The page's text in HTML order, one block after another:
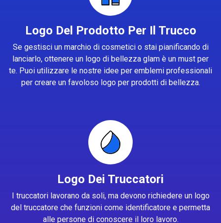
Logo Del Prodotto Per Il Trucco
Se gestisci un marchio di cosmetici o stai pianificando di
lanciarlo, ottenere un logo di bellezza glam è un must per
te. Puoi utilizzare le nostre idee per emblemi professionali
per creare un favoloso logo per prodotti di bellezza.
Logo Dei Truccatori
I truccatori lavorano da soli, ma devono richiedere un logo
del truccatore che funzioni come identificatore e permetta
alle persone di conoscere il loro lavoro.